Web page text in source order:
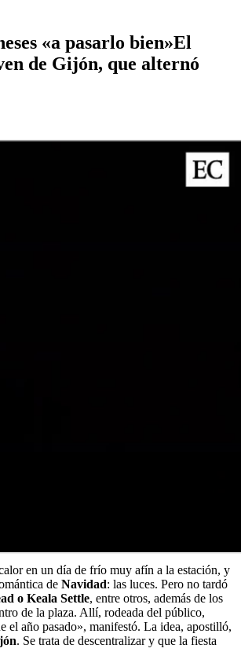
«a pasarlo bien»El
de Gijón, que alternó
en un día de frío muy afín a la estación, y
de Navidad: las luces. Pero no tardó
o Keala Settle, entre otros, además de los
de la plaza. Allí, rodeada del público,
el año pasado», manifestó. La idea, apostilló,
. Se trata de descentralizar y que la fiesta